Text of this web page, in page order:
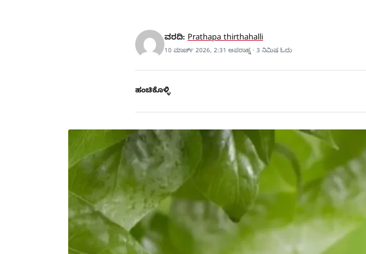
ವರದಿ: Prathapa thirthahalli
10 ಮಾರ್ಚ್ 2026, 2:31 ಅಪರಾಹ್ನ · 3 ನಿಮಿಷ ಓದು
ಹಂಚಿಕೊಳ್ಳಿ